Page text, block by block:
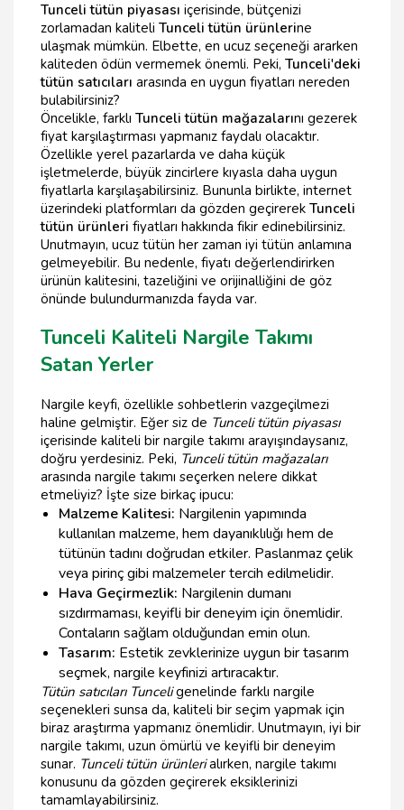
Tunceli tütün piyasası içerisinde, bütçenizi
zorlamadan kaliteli Tunceli tütün ürünlerine
ulaşmak mümkün. Elbette, en ucuz seçeneği ararken
kaliteden ödün vermemek önemli. Peki, Tunceli'deki
tütün satıcıları arasında en uygun fiyatları nereden
bulabilirsiniz?
Öncelikle, farklı Tunceli tütün mağazalarını gezerek
fiyat karşılaştırması yapmanız faydalı olacaktır.
Özellikle yerel pazarlarda ve daha küçük
işletmelerde, büyük zincirlere kıyasla daha uygun
fiyatlarla karşılaşabilirsiniz. Bununla birlikte, internet
üzerindeki platformları da gözden geçirerek Tunceli
tütün ürünleri fiyatları hakkında fikir edinebilirsiniz.
Unutmayın, ucuz tütün her zaman iyi tütün anlamına
gelmeyebilir. Bu nedenle, fiyatı değerlendirirken
ürünün kalitesini, tazeliğini ve orijinalliğini de göz
önünde bulundurmanızda fayda var.
Tunceli Kaliteli Nargile Takımı
Satan Yerler
Nargile keyfi, özellikle sohbetlerin vazgeçilmezi
haline gelmiştir. Eğer siz de Tunceli tütün piyasası
içerisinde kaliteli bir nargile takımı arayışındaysanız,
doğru yerdesiniz. Peki, Tunceli tütün mağazaları
arasında nargile takımı seçerken nelere dikkat
etmeliyiz? İşte size birkaç ipucu:
Malzeme Kalitesi: Nargilenin yapımında
kullanılan malzeme, hem dayanıklılığı hem de
tütünün tadını doğrudan etkiler. Paslanmaz çelik
veya pirinç gibi malzemeler tercih edilmelidir.
Hava Geçirmezlik: Nargilenin dumanı
sızdırmaması, keyifli bir deneyim için önemlidir.
Contaların sağlam olduğundan emin olun.
Tasarım: Estetik zevklerinize uygun bir tasarım
seçmek, nargile keyfinizi artıracaktır.
Tütün satıcıları Tunceligenelinde farklı nargile
seçenekleri sunsa da, kaliteli bir seçim yapmak için
biraz araştırma yapmanız önemlidir. Unutmayın, iyi bir
nargile takımı, uzun ömürlü ve keyifli bir deneyim
sunar. Tunceli tütün ürünlerialırken, nargile takımı
konusunu da gözden geçirerek eksiklerinizi
tamamlayabilirsiniz.